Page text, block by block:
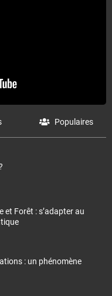
Populaires
et Forêt : s’adapter au
: un phénomène